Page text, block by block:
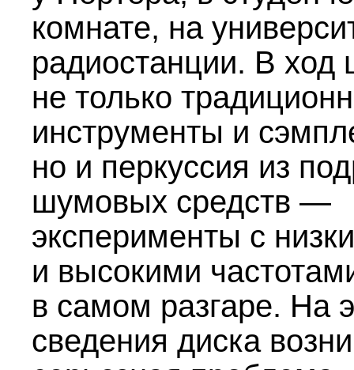
комнате, на
радиостанции. В ход
не только
инструменты и
но и перкуссия из
шумовых средств —
эксперименты с
и высокими
в самом разгаре. На
сведения диска